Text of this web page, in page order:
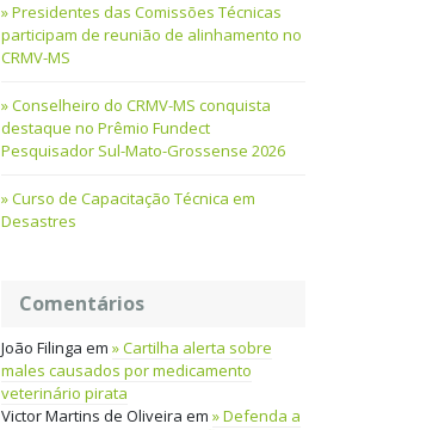
Presidentes das Comissões Técnicas
participam de reunião de alinhamento no
CRMV-MS
Conselheiro do CRMV-MS conquista
destaque no Prêmio Fundect
Pesquisador Sul-Mato-Grossense 2026
Curso de Capacitação Técnica em
Desastres
Comentários
João Filinga em
Cartilha alerta sobre
males causados por medicamento
veterinário pirata
Victor Martins de Oliveira em
Defenda a